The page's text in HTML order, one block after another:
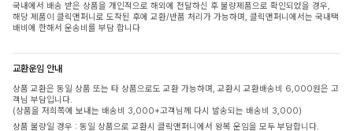
국내에서 배송 받은 상품을 개인적으로 해외에 전달하신 후 불량제품으로 확인되었을 경우,
해당 제품이 클릭앤퍼니로 도착된 후에 교환/반품 처리가 가능하며, 클릭앤퍼니에서는 국내택
배비에 한해서 운송비를 부담 합니다
교환운임 안내
상품 교환은 동일 상품 또는 타 상품으로도 교환 가능하며, 교환시 교환배송비 6,000원은 고
객님 부담입니다.
(상품을 저희쪽에 보내는 배송비 3,000+고객님께 다시 발송되는 배송비 3,000)
상품 불량일 경우 : 동일 상품으로 교환시 클릭앤퍼니에서 왕복 운임을 모두 부담합니다.